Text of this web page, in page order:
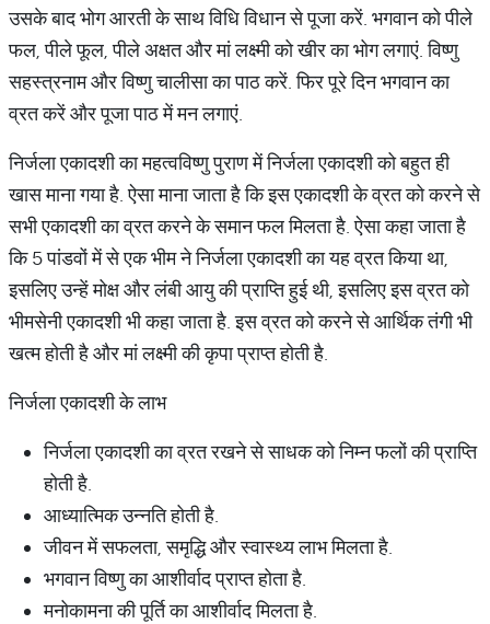
उसके बाद भोग आरती के साथ विधि विधान से पूजा करें. भगवान को पीले
फल, पीले फूल, पीले अक्षत और मां लक्ष्‍मी को खीर का भोग लगाएं. विष्‍णु
सहस्‍त्रनाम और विष्‍णु चालीसा का पाठ करें. फिर पूरे दिन भगवान का
व्रत करें और पूजा पाठ में मन लगाएं.
निर्जला एकादशी का महत्‍वविष्‍णु पुराण में निर्जला एकादशी को बहुत ही
खास माना गया है. ऐसा माना जाता है कि इस एकादशी के व्रत को करने से
सभी एकादशी का व्रत करने के समान फल मिलता है. ऐसा कहा जाता है
कि 5 पांडवों में से एक भीम ने निर्जला एकादशी का यह व्रत किया था,
इसलिए उन्‍हें मोक्ष और लंबी आयु की प्राप्ति हुई थी, इसलिए इस व्रत को
भीमसेनी एकादशी भी कहा जाता है. इस व्रत को करने से आर्थिक तंगी भी
खत्‍म होती है और मां लक्ष्‍मी की कृपा प्राप्त होती है.
निर्जला एकादशी के लाभ
निर्जला एकादशी का व्रत रखने से साधक को निम्न फलों की प्राप्ति
होती है.
आध्यात्मिक उन्नति होती है.
जीवन में सफलता, समृद्धि और स्वास्थ्य लाभ मिलता है.
भगवान विष्णु का आशीर्वाद प्राप्त होता है.
मनोकामना की पूर्ति का आशीर्वाद मिलता है.